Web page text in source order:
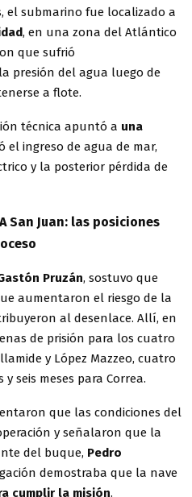
el submarino fue localizado a
, en una zona del Atlántico
que sufrió
presión del agua luego de
a flote.
técnica apuntó a una
el ingreso de agua de mar,
y la posterior pérdida de
San Juan: las posiciones
Pruzán, sostuvo que
aumentaron el riesgo de la
al desenlace. Allí, en
de prisión para los cuatro
y López Mazzeo, cuatro
seis meses para Correa.
que las condiciones del
y señalaron que la
del buque, Pedro
demostraba que la nave
cumplir la misión.